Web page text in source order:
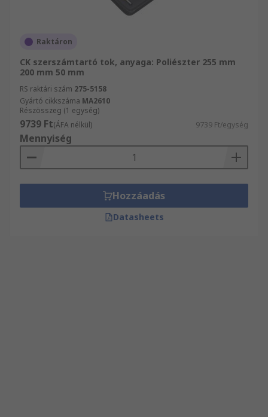
Raktáron
CK szerszámtartó tok, anyaga: Poliészter 255 mm
200 mm 50 mm
RS raktári szám 275-5158
Gyártó cikkszáma MA2610
Részösszeg (1 egység)
9739 Ft(ÁFA nélkül) 9739 Ft/egység
Mennyiség
Hozzáadás
Datasheets